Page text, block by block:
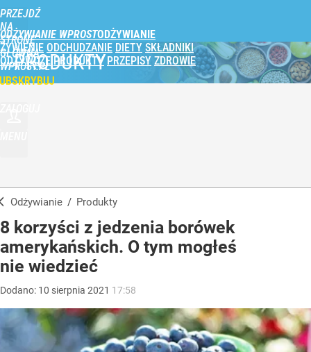
PRZEJDŹ
NA
STRONĘ
GŁÓWNĄ
WPROST.PL
ODŻYWIANIE WPROST
ŻYWIENIE ODCHUDZANIE DIETY SKŁADNIKI
ODŻYWCZE PRODUKTY PRZEPISY ZDROWIE
PRODUKTY
Odżywianie / Produkty
8 korzyści z jedzenia borówek
amerykańskich. O tym mogłeś
nie wiedzieć
Dodano: 10 sierpnia 2021 17:58